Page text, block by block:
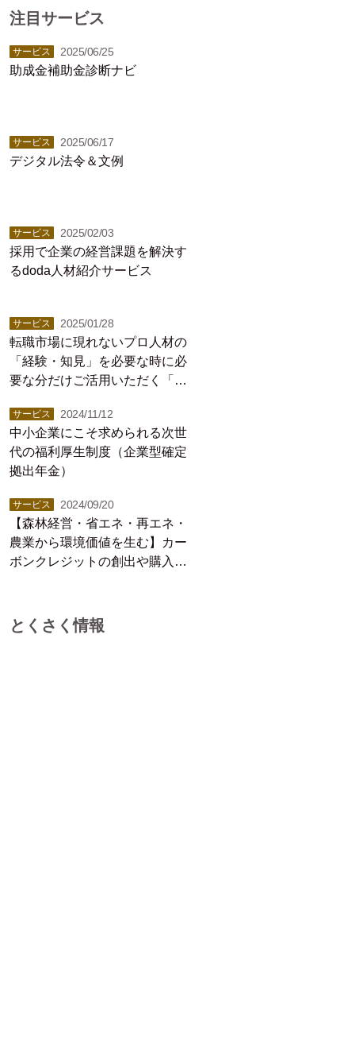
注目サービス
サービス 2025/06/25
助成金補助金診断ナビ
サービス 2025/06/17
デジタル法令＆文例
サービス 2025/02/03
採用で企業の経営課題を解決す
るdoda人材紹介サービス
サービス 2025/01/28
転職市場に現れないプロ人材の
「経験・知見」を必要な時に必
要な分だけご活用いただく「プ
サービス 2024/11/12
中小企業にこそ求められる次世
代の福利厚生制度（企業型確定
拠出年金）
サービス 2024/09/20
【森林経営・省エネ・再エネ・
農業から環境価値を生む】カー
ボンクレジットの創出や購入な
とくさく情報